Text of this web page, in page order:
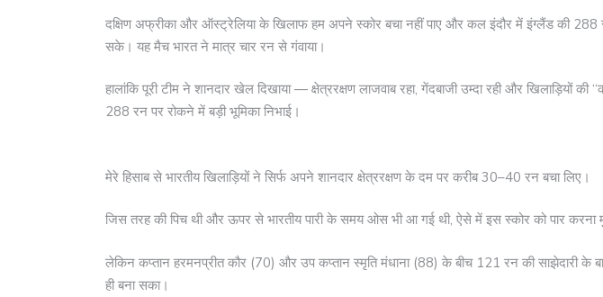
दक्षिण अफ्रीका और ऑस्ट्रेलिया के खिलाफ हम अपने स्कोर बचा नहीं पाए और कल इंदौर में इंग्लैंड की 288
सके। यह मैच भारत ने मात्र चार रन से गंवाया।
हालांकि पूरी टीम ने शानदार खेल दिखाया — क्षेत्ररक्षण लाजवाब रहा, गेंदबाजी उम्दा रही और खिलाड़ियों की
288 रन पर रोकने में बड़ी भूमिका निभाई।
मेरे हिसाब से भारतीय खिलाड़ियों ने सिर्फ अपने शानदार क्षेत्ररक्षण के दम पर करीब 30–40 रन बचा लिए।
जिस तरह की पिच थी और ऊपर से भारतीय पारी के समय ओस भी आ गई थी, ऐसे में इस स्कोर को पार करना
लेकिन कप्तान हरमनप्रीत कौर (70) और उप कप्तान स्मृति मंधाना (88) के बीच 121 रन की साझेदारी
ही बना सका।